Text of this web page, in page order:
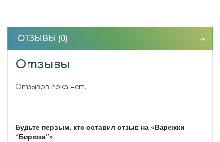
ОТЗЫВЫ (0)
Отзывы
Отзывов пока нет.
Будьте первым, кто оставил отзыв на «Варежки
“Бирюза”»